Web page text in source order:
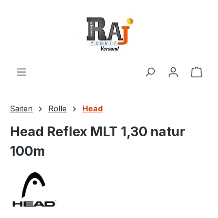
Saiten Rolle Head
Head Reflex MLT 1,30 natur
100m